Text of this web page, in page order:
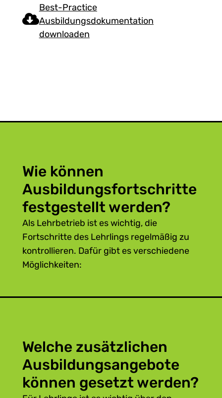
Best-Practice
Ausbildungsdokumentation
downloaden
Wie können
Ausbildungsfortschritte
festgestellt werden?
Als Lehrbetrieb ist es wichtig, die
Fortschritte des Lehrlings regelmäßig zu
kontrollieren. Dafür gibt es verschiedene
Möglichkeiten:
passiert?“ „Warum machst du das
so?“ „Geht es auch anders, welche
Alternativen bieten sich an?“
Geben Sie Arbeitsaufträge und
Welche zusätzlichen
Ausbildungsangebote
können gesetzt werden?